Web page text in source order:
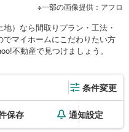
一部の画像提供：アフロ
）なら間取りプラン・工法・
マイホームにこだわりたい方
不動産で見つけましょう。
条件変更
保存 通知設定